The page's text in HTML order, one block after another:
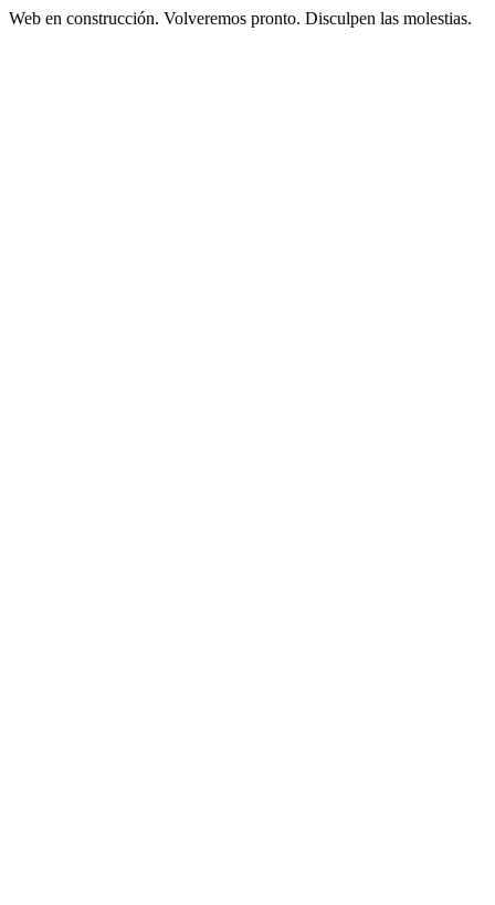
Web en construcción. Volveremos pronto. Disculpen las molestias.